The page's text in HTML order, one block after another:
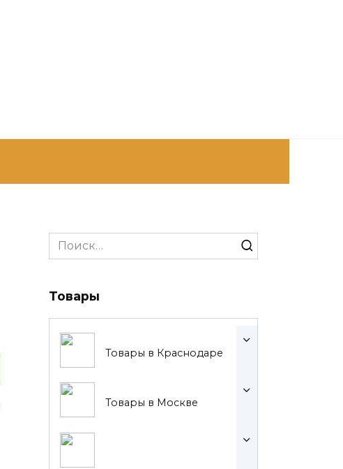
Search
for:
Товары
Товары в Краснодаре
Товары в Москве